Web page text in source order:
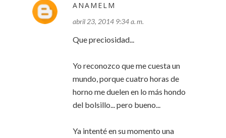
ANAMELM
abril 23, 2014 9:34 a. m.
Que preciosidad...
Yo reconozco que me cuesta un
mundo, porque cuatro horas de
horno me duelen en lo más hondo
del bolsillo... pero bueno...
Ya intenté en su momento una